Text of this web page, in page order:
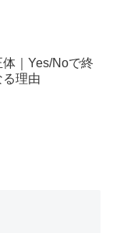
｜Yes/Noで終
理由